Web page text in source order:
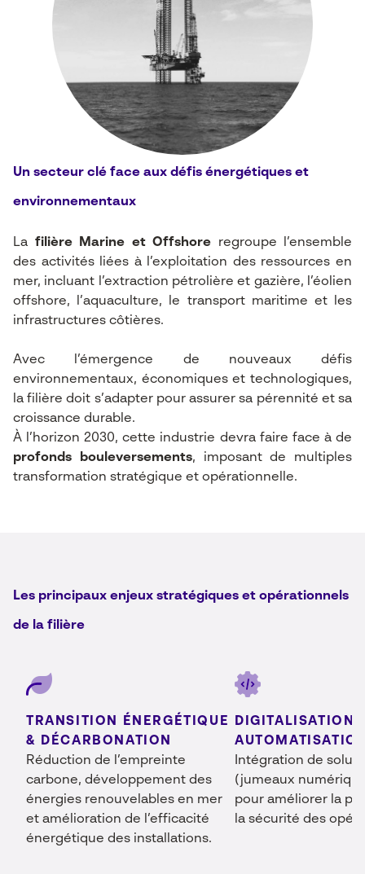
Un secteur clé face aux défis énergétiques et
environnementaux
La filière Marine et Offshore regroupe l’ensemble
des activités liées à l’exploitation des ressources en
mer, incluant l’extraction pétrolière et gazière, l’éolien
offshore, l’aquaculture, le transport maritime et les
infrastructures côtières.
Avec l’émergence de nouveaux défis
environnementaux, économiques et technologiques,
la filière doit s’adapter pour assurer sa pérennité et sa
croissance durable.
À l’horizon 2030, cette industrie devra faire face à de
profonds bouleversements, imposant de multiples
transformation stratégique et opérationnelle.
Les principaux enjeux stratégiques et opérationnels
de la filière
TRANSITION ÉNERGÉTIQUE
& DÉCARBONATION
Réduction de l’empreinte
carbone, développement des
énergies renouvelables en mer
et amélioration de l’efficacité
énergétique des installations.
DIGITALISATION
Intégration de
(jumeaux
pour améliorer la
la sécurité des